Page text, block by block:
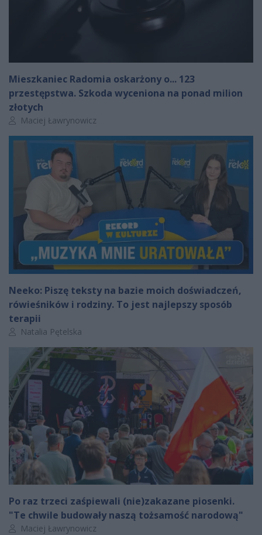
Mieszkaniec Radomia oskarżony o... 123
przestępstwa. Szkoda wyceniona na ponad milion
złotych
Autor artykułu:
Maciej Ławrynowicz
Neeko: Piszę teksty na bazie moich doświadczeń,
rówieśników i rodziny. To jest najlepszy sposób
terapii
Autor artykułu:
Natalia Pętelska
Po raz trzeci zaśpiewali (nie)zakazane piosenki.
"Te chwile budowały naszą tożsamość narodową"
Autor artykułu:
Maciej Ławrynowicz